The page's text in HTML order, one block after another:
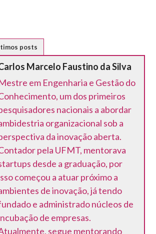
Marcelo Faustino da Silva
em Engenharia e Gestão do
um dos primeiros
nacionais a abordar
organizacional sob a
da inovação aberta.
pela UFMT, mentorava
desde a graduação, por
começou a atuar próximo a
de inovação, já tendo
e administrado núcleos de
de empresas.
segue mentorando